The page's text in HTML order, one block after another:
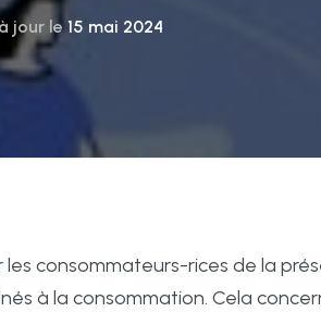
jour le 15 mai 2024
les consommateurs-rices de la
à la consommation. Cela